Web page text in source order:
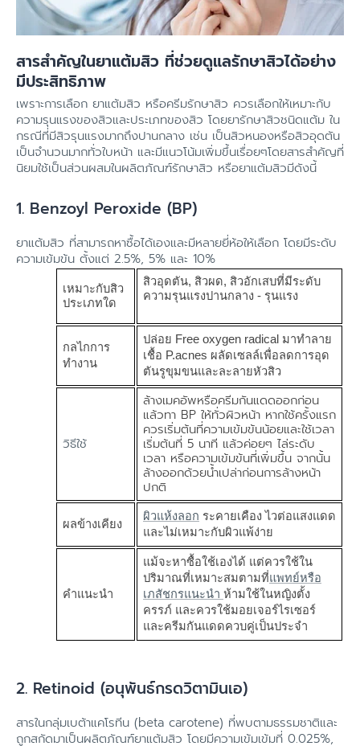
สารสำคัญในยาแต้มสิว ที่ช่วยดูแลรักษาสิวได้อย่าง
มีประสิทธิภาพ
เพราะการเลือก ยาแต้มสิว หรือครีมรักษาสิว ควรเลือกให้เหมาะกับ
ความรุนแรงของสิวและประเภทของสิว โดยยารักษาสิวชนิดแต้ม ใน
กรณีที่มีสิวรุนแรงมากถึงปานกลาง เช่น เป็นสิวหนองหรือสิวอุดตัน
เป็นจำนวนมากทั่วใบหน้า และมีแนวโน้มเพิ่มขึ้นเรื่อยๆโดยสารสำคัญที่
นิยมใช้เป็นส่วนผสมในผลิตภัณฑ์รักษาสิว หรือยาแต้มสิวมีดังนี้
1. Benzoyl Peroxide (BP)
ยาแต้มสิว ที่สามารถหาซื้อได้เองและมีหลายยี่ห้อให้เลือก โดยมีระดับ
ความเข้มข้น ตั้งแต่ 2.5%, 5% และ 10%
เหมาะกับสิว
ประเภทใด
สิวอุดตัน, สิวผด, สิวอักเสบที่มีระดับ
ความรุนแรงปานกลาง - รุนแรง
กลไกการ
ทำงาน
ปล่อย Free oxygen radical มาทำลาย
เชื้อ P.acnes ผลัดเซลล์เพื่อลดการอุด
ตันรูขุมขนและละลายหัวสิว
วิธีใช้
ล้างเมคอัพหรือครีมกันแดดออกก่อน
แล้วทา BP ให้ทั่วผิวหน้า หากใช้ครั้งแรก
ควรเริ่มต้นที่ความเข้มข้นน้อยและใช้เวลา
เริ่มต้นที่ 5 นาที แล้วค่อยๆ ไล่ระดับ
เวลา หรือความเข้มข้นที่เพิ่มขึ้น จากนั้น
ล้างออกด้วยน้ำเปล่าก่อนการล้างหน้า
ปกติ
ผลข้างเคียง
ผิวแห้งลอก ระคายเคือง ไวต่อแสงแดด
และไม่เหมาะกับผิวแพ้ง่าย
คำแนะนำ
แม้จะหาซื้อใช้เองได้ แต่ควรใช้ใน
ปริมาณที่เหมาะสมตามที่แพทย์หรือ
เภสัชกรแนะนำ ห้ามใช้ในหญิงตั้ง
ครรภ์ และควรใช้มอยเจอร์ไรเซอร์
และครีมกันแดดควบคู่เป็นประจำ
2. Retinoid (อนุพันธ์กรดวิตามินเอ)
สารในกลุ่มเบต้าแคโรทีน (beta carotene) ที่พบตามธรรมชาติและ
ถูกสกัดมาเป็นผลิตภัณฑ์ยาแต้มสิว โดยมีความเข้มเข้มที่ 0.025%,